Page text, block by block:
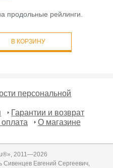
продольные рейлинги.
В КОРЗИНУ
персональной
Гарантии и возврат
О магазине
2011—2026
Евгений Сергеевич,